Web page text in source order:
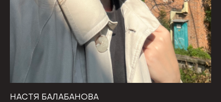
НАСТЯ БАЛАБАНОВА